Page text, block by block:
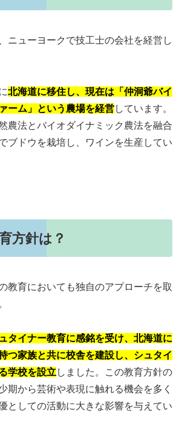
ニューヨークで技工士の会社を経営し
北海道に移住し、現在は「仲洞爺バイ
ーム」という農場を経営しています。
農法とバイオダイナミック農法を融合
ブドウを栽培し、ワインを生産してい
方針は？
教育においても独自のアプローチを取
タイナー教育に感銘を受け、北海道に
つ家族と共に校舎を建設し、シュタイ
学校を設立 しました。この教育方針の
期から芸術や表現に触れる機会を多く
としての活動に大きな影響を与えてい